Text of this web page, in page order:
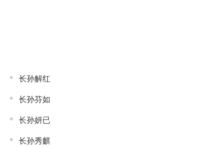
长孙解红
长孙芬如
长孙妍已
长孙秀麒